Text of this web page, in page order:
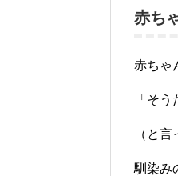
赤ち
赤ちゃ
「そ
（と
馴染み